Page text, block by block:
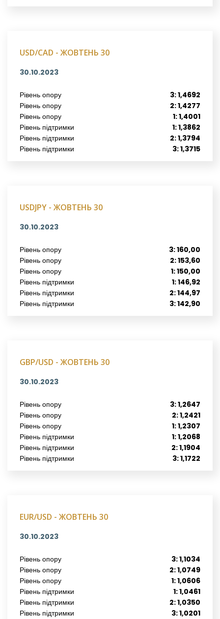
USD/CAD - ЖОВТЕНЬ 30
30.10.2023
Рівень опору
3: 1,4692
Рівень опору
2: 1,4277
Рівень опору
1: 1,4001
Рівень підтримки
1: 1,3862
Рівень підтримки
2: 1,3794
Рівень підтримки
3: 1,3715
USDJPY - ЖОВТЕНЬ 30
30.10.2023
Рівень опору
3: 160,00
Рівень опору
2: 153,60
Рівень опору
1: 150,00
Рівень підтримки
1: 146,92
Рівень підтримки
2: 144,97
Рівень підтримки
3: 142,90
GBP/USD - ЖОВТЕНЬ 30
30.10.2023
Рівень опору
3: 1,2647
Рівень опору
2: 1,2421
Рівень опору
1: 1,2307
Рівень підтримки
1: 1,2068
Рівень підтримки
2: 1,1904
Рівень підтримки
3: 1,1722
EUR/USD - ЖОВТЕНЬ 30
30.10.2023
Рівень опору
3: 1,1034
Рівень опору
2: 1,0749
Рівень опору
1: 1,0606
Рівень підтримки
1: 1,0461
Рівень підтримки
2: 1,0350
Рівень підтримки
3: 1,0201